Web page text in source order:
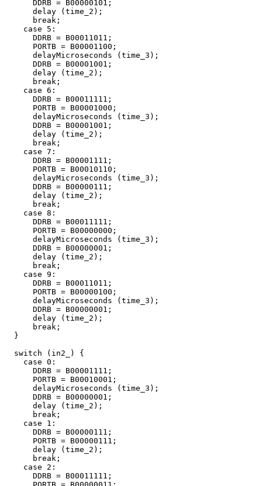
      DDRB = B00000101;
      delay (time_2);
      break;
    case 5:
      DDRB = B00011011;
      PORTB = B00001100;
      delayMicroseconds (time_3);
      DDRB = B00001001;
      delay (time_2);
      break;
    case 6:
      DDRB = B00011111;
      PORTB = B00001000;
      delayMicroseconds (time_3);
      DDRB = B00001001;
      delay (time_2);
      break;
    case 7:
      DDRB = B00001111;
      PORTB = B00010110;
      delayMicroseconds (time_3);
      DDRB = B00000111;
      delay (time_2);
      break;
    case 8:
      DDRB = B00011111;
      PORTB = B00000000;
      delayMicroseconds (time_3);
      DDRB = B00000001;
      delay (time_2);
      break;
    case 9:
      DDRB = B00011011;
      PORTB = B00000100;
      delayMicroseconds (time_3);
      DDRB = B00000001;
      delay (time_2);
      break;
  }
  switch (in2_) {
    case 0:
      DDRB = B00001111;
      PORTB = B00010001;
      delayMicroseconds (time_3);
      DDRB = B00000001;
      delay (time_2);
      break;
    case 1:
      DDRB = B00000111;
      PORTB = B00000111;
      delay (time_2);
      break;
    case 2:
      DDRB = B00011111;